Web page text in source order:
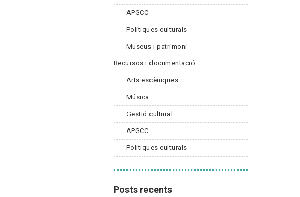
APGCC
Polítiques culturals
Museus i patrimoni
Recursos i documentació
Arts escèniques
Música
Gestió cultural
APGCC
Polítiques culturals
Posts recents